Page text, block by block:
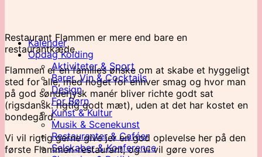
Kalender
Opdag Kolding
Aktiviteter & Sport
Barer, Vin & Cocktails
Design
For Børn
Kunst & Kultur
Musik & Scenekunst
Restauranter & Caféer
Selskaber & Konference
Restaurant Flammen er mere end bare en
restaurantkæde.
Flammen er en families ønske om at skabe et hyggeligt
sted for alle, med noget for enhver smag og hvor man
på god sønderjysk manér bliver richte godt sat
(rigsdansk: rigtig godt mæt), uden at det har kostet en
bondegård.
Vi vil rigtig gerne give jer en god oplevelse her på den
første Flammen-restaurant, og vi vil gøre vores